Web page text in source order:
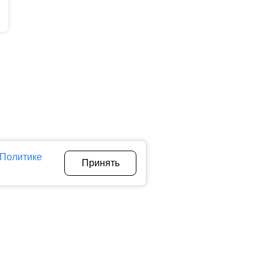
Политике
Принять